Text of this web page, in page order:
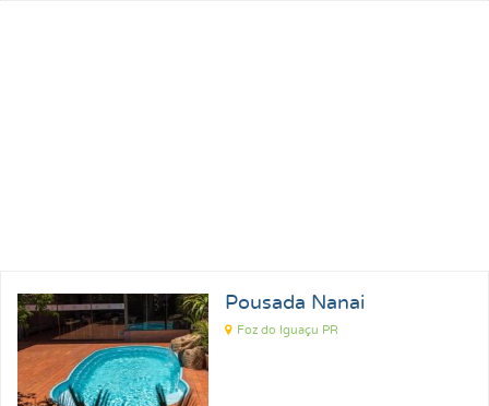
Pousada Nanai
Foz do Iguaçu PR